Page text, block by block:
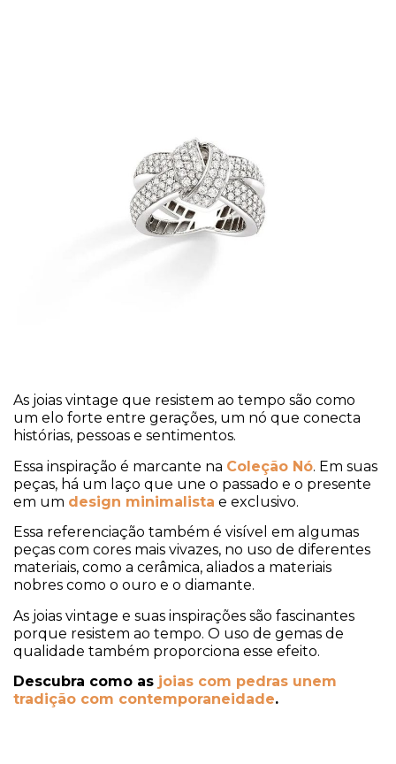
As joias vintage que resistem ao tempo são como
um elo forte entre gerações, um nó que conecta
histórias, pessoas e sentimentos.
Essa inspiração é marcante na Coleção Nó. Em suas
peças, há um laço que une o passado e o presente
em um design minimalista e exclusivo.
Essa referenciação também é visível em algumas
peças com cores mais vivazes, no uso de diferentes
materiais, como a cerâmica, aliados a materiais
nobres como o ouro e o diamante.
As joias vintage e suas inspirações são fascinantes
porque resistem ao tempo. O uso de gemas de
qualidade também proporciona esse efeito.
Descubra como as joias com pedras unem
tradição com contemporaneidade.